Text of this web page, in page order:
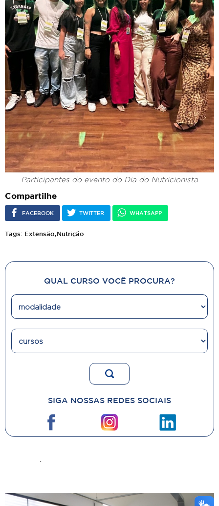
Participantes do evento do Dia do Nutricionista
Compartilhe
FACEBOOK TWITTER WHATSAPP
Tags: Extensão,Nutrição
QUAL CURSO VOCÊ PROCURA?
SIGA NOSSAS REDES SOCIAIS